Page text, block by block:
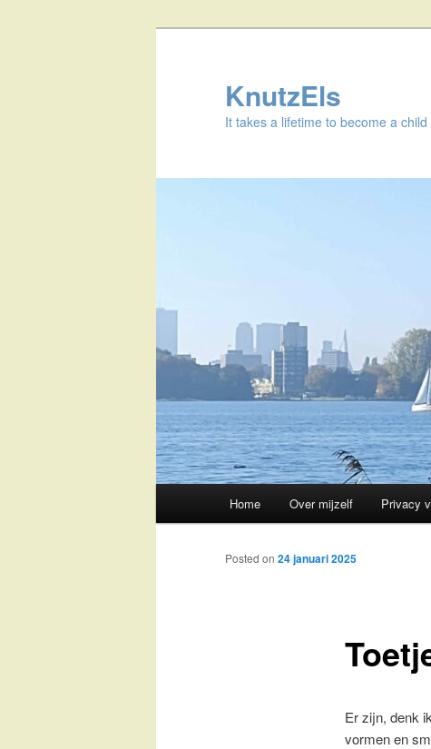
KnutzEls
It takes a lifetime to become a
Skip
to
Home Over mijzelf Privacy
Posted on 24 januari 2025
Er zijn, denk
vormen en